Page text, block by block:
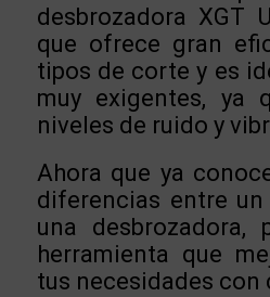
desbrozadora XGT
que ofrece gran
tipos de corte y es
muy exigentes, ya
niveles de ruido y
Ahora que ya
diferencias entre
una desbrozadora,
herramienta que
tus necesidades con